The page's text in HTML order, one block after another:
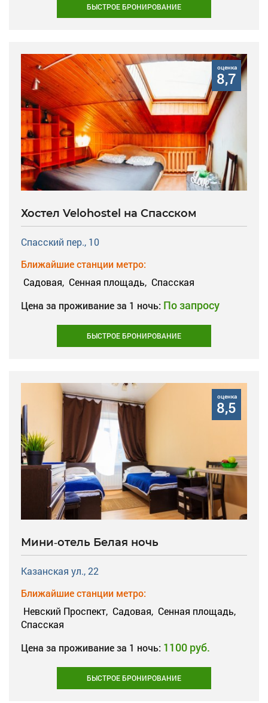
БЫСТРОЕ БРОНИРОВАНИЕ
оценка
8,7
Хостел Velohostel на Спасском
Спасский пер., 10
Ближайшие станции метро:
Садовая, Сенная площадь, Спасская
Цена за проживание за 1 ночь: По запросу
БЫСТРОЕ БРОНИРОВАНИЕ
оценка
8,5
Мини-отель Белая ночь
Казанская ул., 22
Ближайшие станции метро:
Невский Проспект, Садовая, Сенная площадь,
Спасская
Цена за проживание за 1 ночь: 1100 руб.
БЫСТРОЕ БРОНИРОВАНИЕ